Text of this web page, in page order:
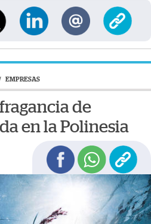
EMPRESAS
de
en la Polinesia